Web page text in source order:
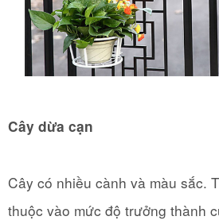
Cây dừa cạn
Cây có nhiều cành và màu sắc.
thuộc vào mức độ trưởng thành